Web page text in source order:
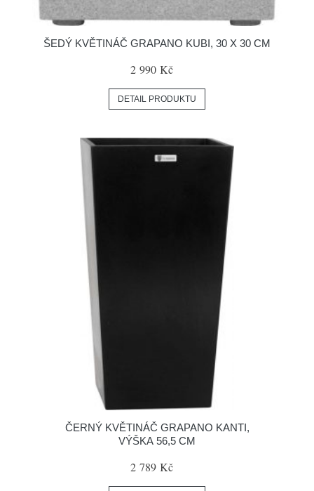
ŠEDÝ KVĚTINÁČ GRAPANO KUBI, 30 X 30 CM
2 990 Kč
DETAIL PRODUKTU
ČERNÝ KVĚTINÁČ GRAPANO KANTI,
VÝŠKA 56,5 CM
2 789 Kč